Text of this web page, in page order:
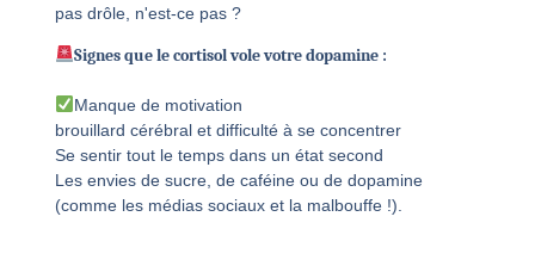
pas drôle, n'est-ce pas ?
Signes que le cortisol vole votre dopamine :
Manque de motivation
brouillard cérébral et difficulté à se concentrer
Se sentir tout le temps dans un état second
Les envies de sucre, de caféine ou de dopamine
(comme les médias sociaux et la malbouffe !).